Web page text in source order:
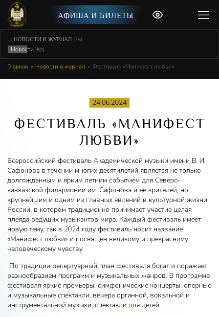
АФИША И БИЛЕТЫ
НОВОСТИ И ЖУРНАЛ (78)
Новости (82)
Главная Новости и журнал Фестиваль «Манифест любви»
24.06.2024
ФЕСТИВАЛЬ «МАНИФЕСТ
ЛЮБВИ»
Всероссийский фестиваль Академической музыки имени В. И.
Сафонова в течении многих десятилетий является не только
долгожданным и ярким летним событием для Северо-
кавказской филармонии им. Сафонова и ее зрителей, но
крупнейшим и одним из главных явлений в культурной жизни
России, в котором традиционно принимает участие целая
плеяда ведущих музыкантов мира. Каждый фестиваль имеет
новую тему, так в 2024 году фестиваль носит название
«Манифест любви» и посвящен великому и прекрасному
человеческому чувству.
По традиции репертуарный план фестиваля богат и поражает
разнообразием программ и музыкальных жанров. В программе
фестиваля яркие премьеры, симфонические концерты, оперные
и музыкальные спектакли, вечера органной, вокальной и
инструментальной музыки, спектакли для детей.